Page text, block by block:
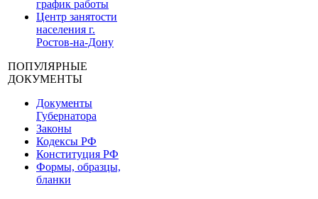
график работы
Центр занятости
населения г.
Ростов-на-Дону
ПОПУЛЯРНЫЕ
ДОКУМЕНТЫ
Документы
Губернатора
Законы
Кодексы РФ
Конституция РФ
Формы, образцы,
бланки